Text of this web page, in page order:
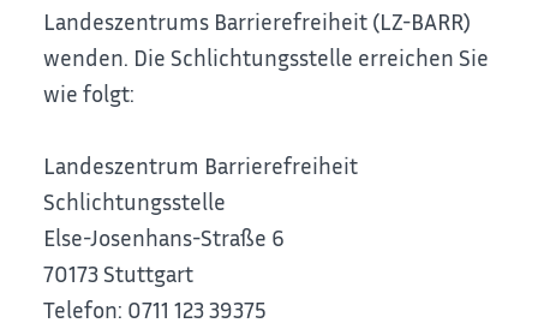
Landeszentrums Barrierefreiheit (LZ-BARR)
wenden. Die Schlichtungsstelle erreichen Sie
wie folgt:
Landeszentrum Barrierefreiheit
Schlichtungsstelle
Else-Josenhans-Straße 6
70173 Stuttgart
Telefon: 0711 123 39375